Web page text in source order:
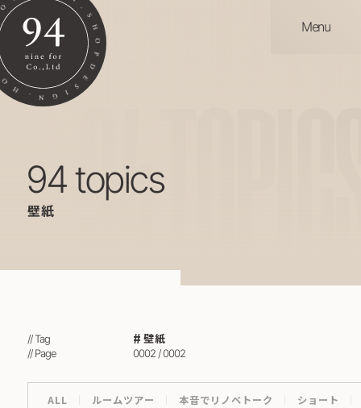
Menu
94
94 topics
壁紙
// Tag 壁紙
// Page 0002 / 0002
ALL ルームツアー 本音でリノベトーク ショート